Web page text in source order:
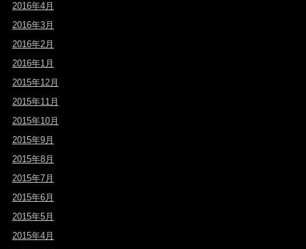
2016年4月
2016年3月
2016年2月
2016年1月
2015年12月
2015年11月
2015年10月
2015年9月
2015年8月
2015年7月
2015年6月
2015年5月
2015年4月